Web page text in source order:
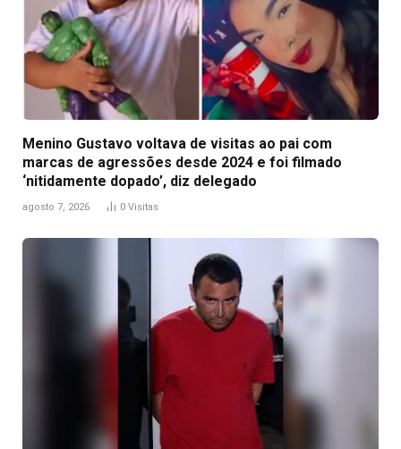
Menino Gustavo voltava de visitas ao pai com
marcas de agressões desde 2024 e foi filmado
‘nitidamente dopado’, diz delegado
agosto 7, 2026 0 Visitas